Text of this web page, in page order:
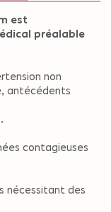
est
préalable
non
antécédents
contagieuses
nécessitant des